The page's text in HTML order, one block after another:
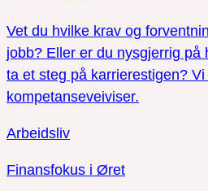
Vet du hvilke krav og
jobb? Eller er du nysgjerrig på
ta et steg på karrierestigen?
kompetanseveiviser.
Arbeidsliv
Finansfokus i Øret